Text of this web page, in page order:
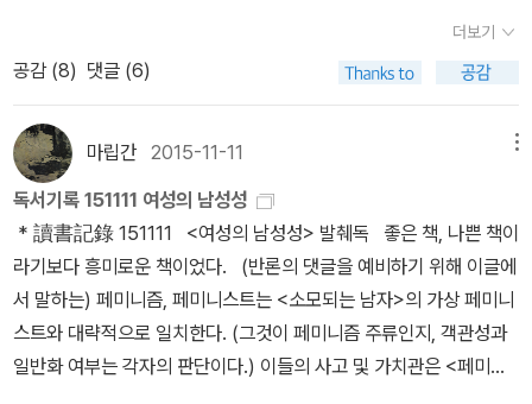
을 던져야 한다. ‘남자가 되고 싶은 여자’ 또는 몸과 마음이 남자로 바
뀐 사람을 법률상 여자로 계속 묶어두는 것은 성 소수자에 대한 ‘다수
의 억압’이 아닌지 따져볼 일이다. [1] 주디스 잭 핼버스탬 《여
성의 남성성》, 49~50쪽 [2] 《여성의 남성성》 49쪽에 ‘제3의
성’의 원어를 ‘thirdness’로 표기되어 있다. 그런데 나는 ‘제3의 성’을
영어로 표기할 때 ‘thirdness’보다는 ‘Third gender’로 쓰고 싶다.
‘Third gender’는 영어사전에 등재된 단어다.
이러한 표현에 영감을 준 작가가 대다수 페미니스트들이 적대하는 사
드(Sade)다. 실제로 사드는 감옥에 갇혀 있을 때 딜도로 성욕을 충족
했고, 감옥에서 쓴 소설 《소돔 120일》 원고를 지키기 위해 딜도 안에
숨겼다고 한다. 여담으로, 김멜라의 소설집 《제 꿈 꾸세요》에 수록된
『나뭇잎에 마르고』(제12회 젊은 작가상 수상작)에 ‘대니’라는 이름의
여성이 등장한다. 그녀는 학교 수업에 가기 전에 《소돔 120일》을 세
페이지씩 읽는다(《제 꿈 꾸세요》, 71쪽).이 글이 거의 완성되고 있을
때, 갑자기 《인생 연구》 독서 모임을 위한 발제가 될만한 질문이 생각
났다. 당신 곁에 있는 가족, 친구, 친한 이웃이 ‘익숙하지 않고, 이해할
수 없고, 비인간적’ 존재라는 사실을 알게 된다면 어떤 반응을 보일 것
이며 그다음에는 어떻게 행동할 것인가?
녀를 ‘아마조네스(amazones)’라고 불렀다. 두 사람은 문학 및 철학
적인 주제를 가지고 대화를 나누거나 편지로 주고받았다.[주1] 릴케
도 바니와 편지를 주고받은 문인이다. 바니는 릴케에게 받은 편지를
수록한 《정신의 모험(Aventures de l’Esprit)》을 발표했다. 동성
애자 시인 및 작가들의 시 선집인 《우리가 키스하게 놔둬요》에 비비
엔이 쓴 시 네 편이 수록되어 있다(물론, 사포의 시와 래드클리프 홀
이 쓴 시도 있다). 퀴어 페미니스트 게일 루빈(Gayle Rubin)은 비비
엔이 쓴 유일한 소설의 서문을 썼다. 이 서문은 《일탈》에 수록되어 있
다. * [번역 예정작] 콜레트 《Le Pur et l’Impur》 (Distr
ibooks Inc, 2003) [주2]* [e-Book] 김인환 외 《프랑스 문학과
여성》 (이화여자대학교출판부, 2018) [주3]* 엘렌 식수 《메두사의
페미니즘》 (열다북스, 2018) 트랜스-배제적 페미니즘은 ‘젠더 비평
페미니즘(Cultural Feminism)’이라고 부르기도 합니다. 이 글에서
는 ‘TERF’로 통일하여 쓰겠습니다. TERF에 속하는 쉴라 제프리스
와 제니스 레이먼드는 트랜스젠더 자체를 부정해서 성별 불화를 겪는
사람을 ‘트랜스섹슈얼리즘’이라고 부릅니다. 그녀들은 성전환 수술을
허용하는 의료 정책에 반대합니다. 워마드(WOMAD)는 TERF
을 표방하는 여초 성향 커뮤니티입니다[1]. 본인들이 그렇게 주장하
고 있습니다. 오직 생물학적 여성의 권리 신장을 지향합니다. 워마드
는 남성은 절대로 페미니스트가 될 수 없다고 주장합니다. 워마드는
게이와 트랜스 남성의 여성 혐오에 대항해 ‘미러링’으로 비판합니다
지 알 수가 없었다. 나중에 강연장을 나와 커피를 마시며, 너 아까 졸
았지, 추궁해 보았는데 뻔뻔하게도 자긴 강의를 다 들었다고, 내용을
다 알고 있다고 주장했다. 윤김지영 선생님은 지가 다 안다고 주장하
는 남자를 주의하라고 말씀하셨다.장내는 시종일관 열기로 가득했다.
특히 질문 시간에는 syo는 생각도 한 번 못 해봤을 정도로 다양한 질
문, 그러나 그것은 syo가 남자라 그럴 뿐, 여성 입장에서는 너무도 생
활세계밀착형인 질문, 그러니까 상처나 흉터를 보여주는 질문들이 와
르르 쏟아져 나왔다. 최초로 질문한 분은 늦은 나이에 제도권 교육기
관에서 이론 페미니즘 공부를 시작하였는데, 말잔치 용어잔치의 홍수
잠겨 지내다 보니 전투성이 상실되고 있음을 토로했다. 아닌데. 그 눈
빛, 아무것도 상실하지 않으셨던데요. 잘 하고 계시던데요. 어느 젊은
것은 여성 (열등) 차별이라고 한다. 마찬가지로 ‘페미니즘’ 역시 한 가
지로 통칭하는 것 역시 무지나 차별의 요소가 있다고 생각한다. 그러
나 무한히 인정하는 것 역시 탐탁지 않다. 예를 들어 ‘박근혜 대통령
정권’을 긍정하는 페미니즘도 페미니즘이라는 주장은 불편하다. 나
는 대충의 갈기로 페미니즘을 둘로 나눈다. ≪페미니즘의 도전≫, ≪
빨래하는 페미니즘≫, ≪여성 혐오를 혐오한다≫, ≪남자들은 나를 자
꾸 가르치려 한다≫ 등의 의견을 가진 페미니즘이 있고, 다른 한 편에
≪행복한 페미니즘≫, ≪잘못된 길≫, ≪여성의 남성성≫, ≪소모되는
남자≫ 등의 의견을 가진 페미니즘이 존재한다. 지금 읽고 있는 ≪페
미니즘의 개념들≫은 양쪽 모두에 속한다고 볼 수 없으나, 흑백논리
더보기
공감 (8) 댓글 (6)
마립간 2015-11-11
독서기록 151111 여성의 남성성
* 讀書記錄 151111 <여성의 남성성> 발췌독 좋은 책, 나쁜 책이
라기보다 흥미로운 책이었다. (반론의 댓글을 예비하기 위해 이글에
서 말하는) 페미니즘, 페미니스트는 <소모되는 남자>의 가상 페미니
스트와 대략적으로 일치한다. (그것이 페미니즘 주류인지, 객관성과
일반화 여부는 각자의 판단이다.) 이들의 사고 및 가치관은 <페미니